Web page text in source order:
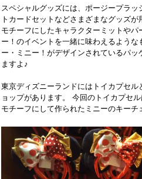
スペシャルグッズには、ポージープラ
トカードセットなどさまざまなグッズ
モチーフにしたキャラクターミットや
ー！のイベントを一緒に味わえるような
ー・ミニー！がデザインされているパ
ますよ♪
東京ディズニーランドにはトイカプセ
ョップがあります。 今回のトイカプセ
モチーフにして作られたミニーのキーチ